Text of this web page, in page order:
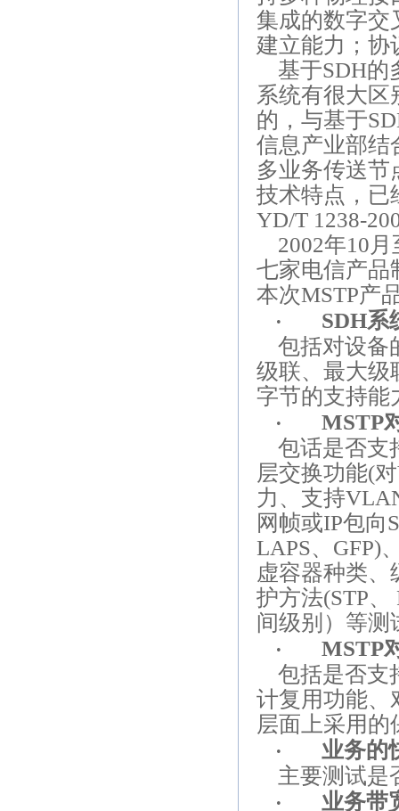
集成的数字交
建立能力；协
基于SDH的
系统有很大区
的，与基于
信息产业部结
多业务传送节
技术特点，已
YD/T 1238-
2002年10 月
七家电信产品
本次MSTP产
· SDH系
包括对设备
级联、最大级
字节的支持能
· MSTP
包话是否支
层交换功能(对
力、支持
网帧或IP包向
LAPS、 GFP)
虚容器种类、
护方法(STP、
间级别）等测
· MSTP
包括是否支
计复用功能、
层面上采用的
·
业务的
主要测试是
· 业务带